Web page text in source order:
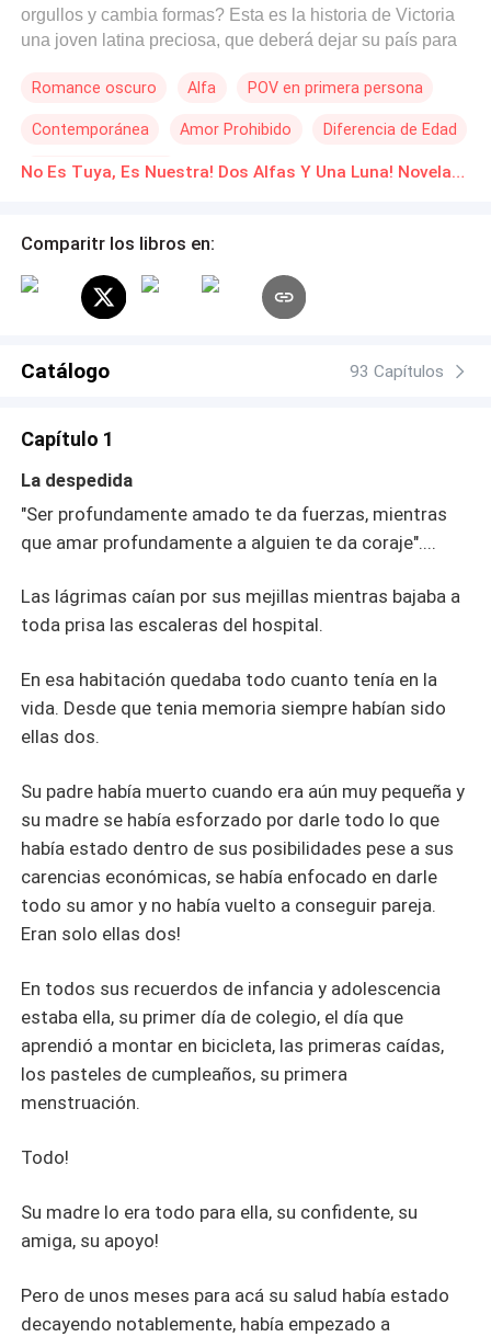
orgullos y cambia formas? Esta es la historia de Victoria
una joven latina preciosa, que deberá dejar su país para
poder pagar el tratamiento que salvara la vida de su
Daimon Evans dos gemelos que se odian, pero que
serian capaces de hacer cualquier cosa con tal de tener
también compartirian la misma compañera. ¿Podrá el
Romance oscuro Alfa POV en primera persona
Contemporánea Amor Prohibido Diferencia de Edad
Triángulo Amoroso No Es Tuya, Es Nuestra! Dos Alfas Y Una Luna! Novelas Online Descarga gratuita de PDF
Comparitr los libros en:
Catálogo 93 Capítulos
Capítulo 1
La despedida
"Ser profundamente amado te da fuerzas, mientras
que amar profundamente a alguien te da coraje"....
Las lágrimas caían por sus mejillas mientras bajaba a
toda prisa las escaleras del hospital.
En esa habitación quedaba todo cuanto tenía en la
vida. Desde que tenia memoria siempre habían sido
ellas dos.
Su padre había muerto cuando era aún muy pequeña y
su madre se había esforzado por darle todo lo que
había estado dentro de sus posibilidades pese a sus
carencias económicas, se había enfocado en darle
todo su amor y no había vuelto a conseguir pareja.
Eran solo ellas dos!
En todos sus recuerdos de infancia y adolescencia
estaba ella, su primer día de colegio, el día que
aprendió a montar en bicicleta, las primeras caídas,
los pasteles de cumpleaños, su primera
menstruación.
Todo!
Su madre lo era todo para ella, su confidente, su
amiga, su apoyo!
Pero de unos meses para acá su salud había estado
decayendo notablemente, había empezado a